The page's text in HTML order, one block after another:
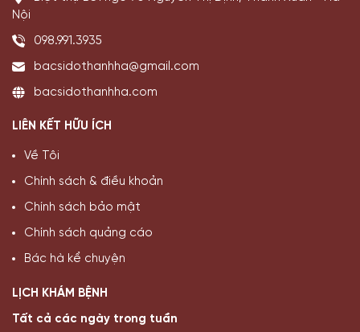
Nội
098.991.3935
bacsidothanhha@gmail.com
bacsidothanhha.com
LIÊN KẾT HỮU ÍCH
Về Tôi
Chính sách & điều khoản
Chính sách bảo mật
Chính sách quảng cáo
Bác hà kể chuyện
LỊCH KHÁM BỆNH
Tất cả các ngày trong tuần